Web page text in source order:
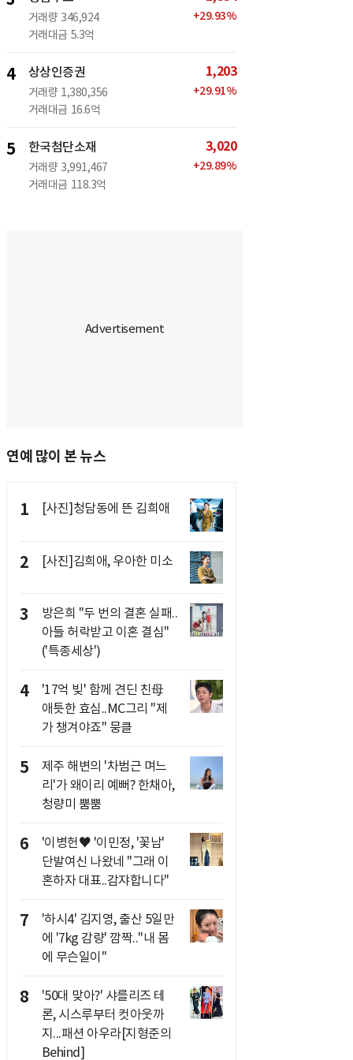
거래량 346,924
거래대금 5.3억
+29.93%
4 상상인증권
거래량 1,380,356
거래대금 16.6억
1,203
+29.91%
5 한국첨단소재
거래량 3,991,467
거래대금 118.3억
3,020
+29.89%
연예 많이 본 뉴스
1 [사진]청담동에 뜬 김희애
2 [사진]김희애, 우아한 미소
3
방은희 "두 번의 결혼 실패..
아들 허락받고 이혼 결심"
('특종세상')
4
'17억 빚' 함께 견딘 친母
애틋한 효심..MC그리 "제
가 챙겨야죠" 뭉클
5
제주 해변의 '차범근 며느
리'가 왜이리 예뻐? 한채아,
청량미 뿜뿜
6
'이병헌♥ '이민정, '꽃남'
단발여신 나왔네 "그래 이
혼하자 대표..감쟈합니다"
7
'하시4' 김지영, 출산 5일만
에 '7kg 감량' 깜짝.."내 몸
에 무슨일이"
8
'50대 맞아?' 샤를리즈 테
론, 시스루부터 컷아웃까
지...패션 아우라[지형준의
Behind]